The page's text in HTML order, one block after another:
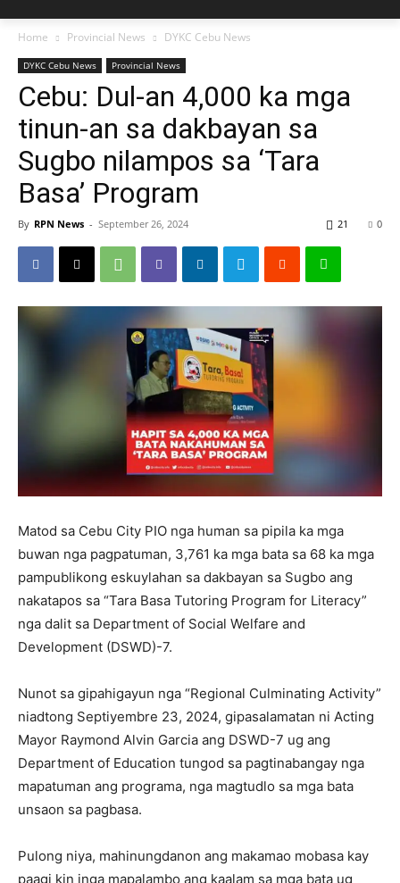
Home Provincial News DYKC Cebu News
DYKC Cebu News Provincial News
Cebu: Dul-an 4,000 ka mga
tinun-an sa dakbayan sa
Sugbo nilampos sa ‘Tara
Basa’ Program
By RPN News - September 26, 2024 0
21
Matod sa Cebu City PIO nga human sa pipila ka mga
buwan nga pagpatuman, 3,761 ka mga bata sa 68 ka mga
pampublikong eskuylahan sa dakbayan sa Sugbo ang
nakatapos sa “Tara Basa Tutoring Program for Literacy”
nga dalit sa Department of Social Welfare and
Development (DSWD)-7.
Nunot sa gipahigayun nga “Regional Culminating Activity”
niadtong Septiyembre 23, 2024, gipasalamatan ni Acting
Mayor Raymond Alvin Garcia ang DSWD-7 ug ang
Department of Education tungod sa pagtinabangay nga
mapatuman ang programa, nga magtudlo sa mga bata
unsaon sa pagbasa.
Pulong niya, mahinungdanon ang makamao mobasa kay
paagi kin inga mapalambo ang kaalam sa mga bata ug